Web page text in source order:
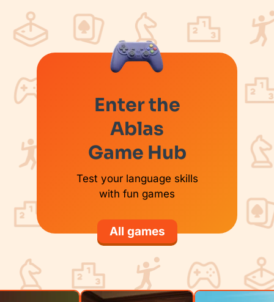
Enter the
Ablas
Game Hub
Test your language skills
with fun games
All games